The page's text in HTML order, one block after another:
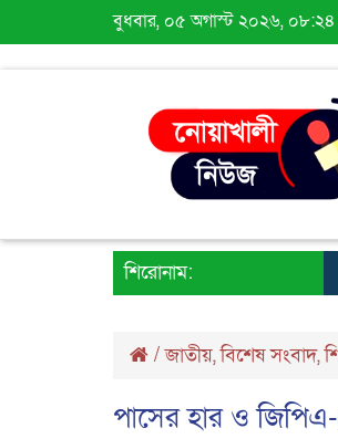
বুধবার, ০৫ অগাস্ট ২০২৬, ০৮:২৪
শিরোনাম:
/জাতীয়,বিশেষ সংবাদ,
পাসের হার ও